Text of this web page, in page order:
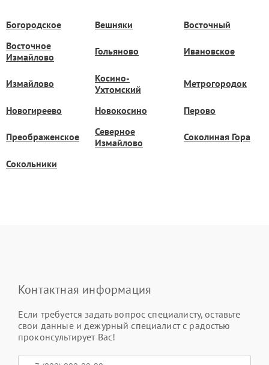
Богородское Вешняки
Восточный
Восточное
Измайлово
Гольяново Ивановское
Измайлово
Косино-
Ухтомский
Метрогородок
Новогиреево Новокосино Перово
Преображенское
Северное
Измайлово
Соколиная Гора
Сокольники
Контактная информация
Если требуется задать вопрос специалисту, оставьте
свои данные и дежурный специалист с радостью
проконсультирует Вас!